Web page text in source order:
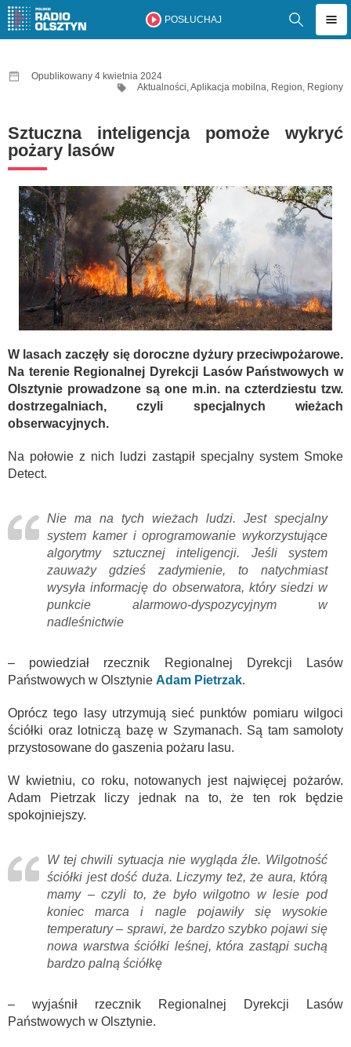
POSŁUCHAJ
Opublikowany 4 kwietnia 2024
Aktualności,Aplikacja mobilna, Region, Regiony
Sztuczna inteligencja pomoże wykryć
pożary lasów
W lasach zaczęły się doroczne dyżury przeciwpożarowe.
Na terenie Regionalnej Dyrekcji Lasów Państwowych w
Olsztynie prowadzone są one m.in. na czterdziestu tzw.
dostrzegalniach, czyli specjalnych wieżach
obserwacyjnych.
Na połowie z nich ludzi zastąpił specjalny system Smoke
Detect.
Nie ma na tych wieżach ludzi. Jest specjalny
system kamer i oprogramowanie wykorzystujące
algorytmy sztucznej inteligencji. Jeśli system
zauważy gdzieś zadymienie, to natychmiast
wysyła informację do obserwatora, który siedzi w
punkcie alarmowo-dyspozycyjnym w
nadleśnictwie
– powiedział rzecznik Regionalnej Dyrekcji Lasów
Państwowych w Olsztynie Adam Pietrzak.
Oprócz tego lasy utrzymują sieć punktów pomiaru wilgoci
ściółki oraz lotniczą bazę w Szymanach. Są tam samoloty
przystosowane do gaszenia pożaru lasu.
W kwietniu, co roku, notowanych jest najwięcej pożarów.
Adam Pietrzak liczy jednak na to, że ten rok będzie
spokojniejszy.
W tej chwili sytuacja nie wygląda źle. Wilgotność
ściółki jest dość duża. Liczymy też, że aura, którą
mamy – czyli to, że było wilgotno w lesie pod
koniec marca i nagle pojawiły się wysokie
temperatury – sprawi, że bardzo szybko pojawi się
nowa warstwa ściółki leśnej, która zastąpi suchą
bardzo palną ściółkę
– wyjaśnił rzecznik Regionalnej Dyrekcji Lasów
Państwowych w Olsztynie.